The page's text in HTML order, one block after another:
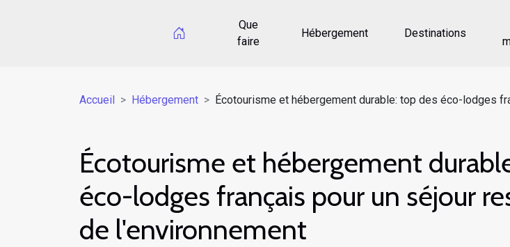
Que
faire
Hébergement Destinations
Accueil Hébergement Écotourisme et hébergement durable: top des éco-lodges
Écotourisme et hébergement
éco-lodges français pour un séjour
de l'environnement